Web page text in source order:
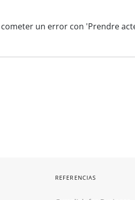
un error con 'Prendre
REFERENCIAS